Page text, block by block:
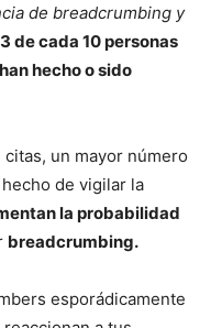
de breadcrumbing y
3 de cada 10 personas
han hecho o sido
citas, un mayor número
de vigilar la
la probabilidad
breadcrumbing.
esporádicamente